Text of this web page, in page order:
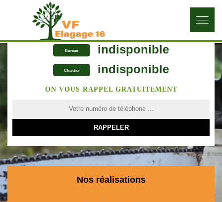
Bureau indisponible
Chantier indisponible
ON VOUS RAPPEL GRATUITEMENT
Nos réalisations